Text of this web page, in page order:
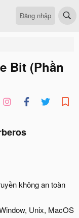
Đăng nhập
Bit (Phần
không an toàn
Unix, MacOS